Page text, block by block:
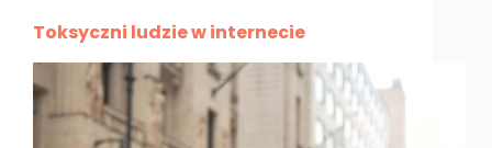
Toksyczni ludzie w internecie